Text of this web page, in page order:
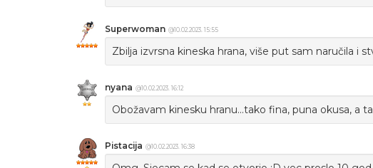
Superwoman @10.02.2023. 15:55
Zbilja izvrsna kineska hrana, više put sam naručila i
nyana @10.02.2023. 16:12
Obožavam kinesku hranu...tako fina, puna okusa, a
Pistacija @10.02.2023. 16:38